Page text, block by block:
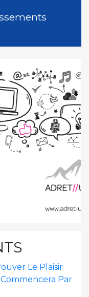
Le Plaisir
Par